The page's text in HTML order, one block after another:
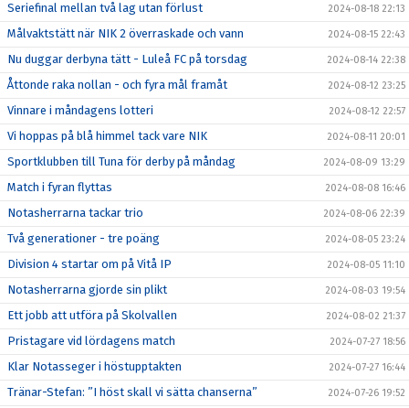
Seriefinal mellan två lag utan förlust 2024-08-18 22:13
Målvaktstätt när NIK 2 överraskade och vann 2024-08-15 22:43
Nu duggar derbyna tätt - Luleå FC på torsdag 2024-08-14 22:38
Åttonde raka nollan - och fyra mål framåt 2024-08-12 23:25
Vinnare i måndagens lotteri 2024-08-12 22:57
Vi hoppas på blå himmel tack vare NIK 2024-08-11 20:01
Sportklubben till Tuna för derby på måndag 2024-08-09 13:29
Match i fyran flyttas 2024-08-08 16:46
Notasherrarna tackar trio 2024-08-06 22:39
Två generationer - tre poäng 2024-08-05 23:24
Division 4 startar om på Vitå IP 2024-08-05 11:10
Notasherrarna gjorde sin plikt 2024-08-03 19:54
Ett jobb att utföra på Skolvallen 2024-08-02 21:37
Pristagare vid lördagens match 2024-07-27 18:56
Klar Notasseger i höstupptakten 2024-07-27 16:44
Tränar-Stefan: ”I höst skall vi sätta chanserna” 2024-07-26 19:52